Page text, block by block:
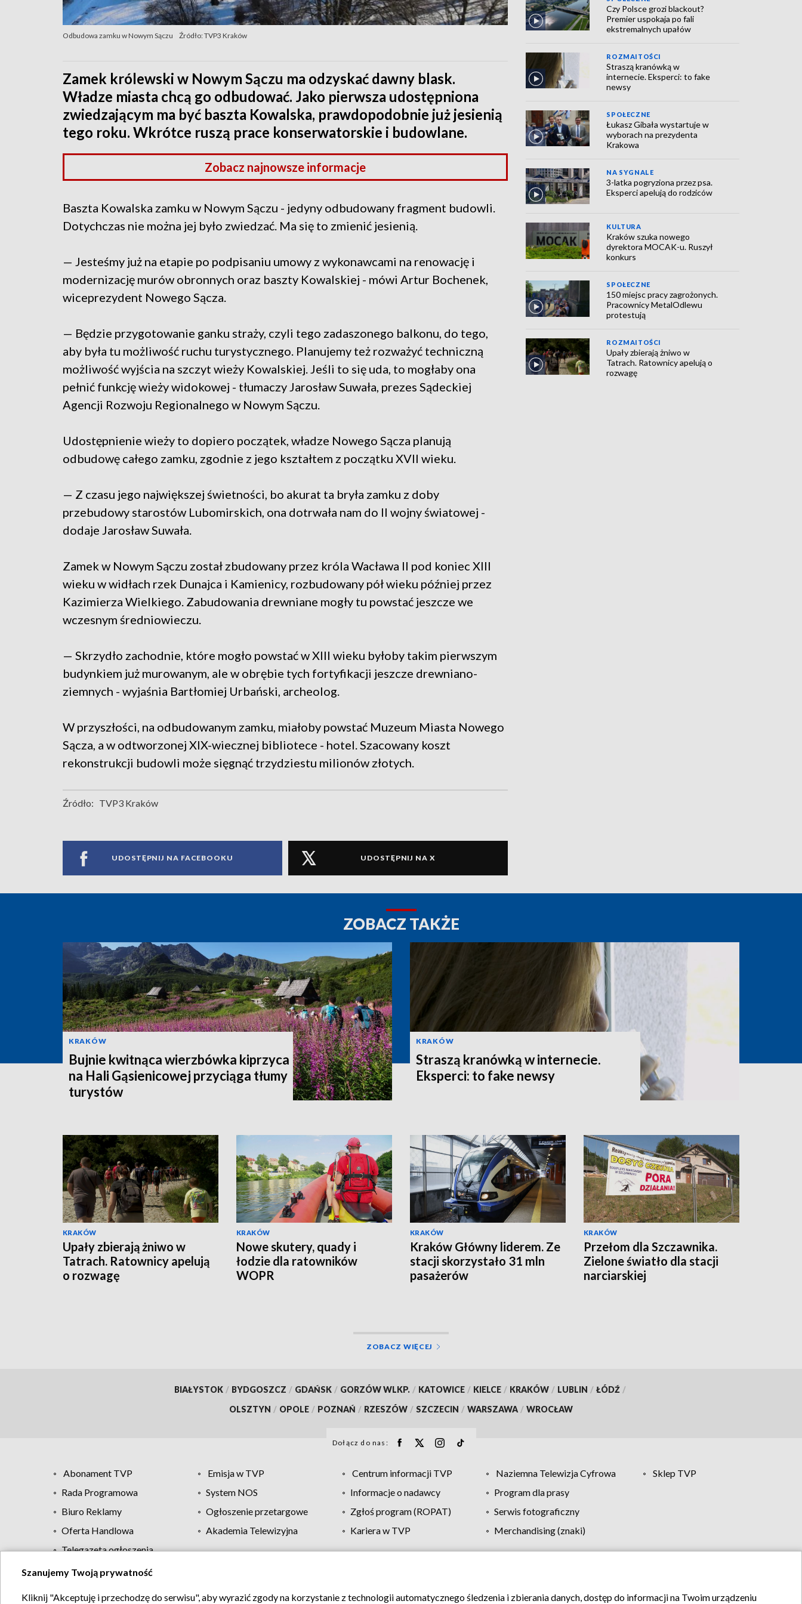
Odbudowa zamku w Nowym Sączu Źródło: TVP3 Kraków
Zamek królewski w Nowym Sączu ma odzyskać dawny blask.
Władze miasta chcą go odbudować. Jako pierwsza udostępniona
zwiedzającym ma być baszta Kowalska, prawdopodobnie już jesienią
tego roku. Wkrótce ruszą prace konserwatorskie i budowlane.
Zobacz najnowsze informacje
Baszta Kowalska zamku w Nowym Sączu - jedyny odbudowany fragment budowli.
Dotychczas nie można jej było zwiedzać. Ma się to zmienić jesienią.
— Jesteśmy już na etapie po podpisaniu umowy z wykonawcami na renowację i
modernizację murów obronnych oraz baszty Kowalskiej - mówi Artur Bochenek,
wiceprezydent Nowego Sącza.
— Będzie przygotowanie ganku straży, czyli tego zadaszonego balkonu, do tego,
aby była tu możliwość ruchu turystycznego. Planujemy też rozważyć techniczną
możliwość wyjścia na szczyt wieży Kowalskiej. Jeśli to się uda, to mogłaby ona
pełnić funkcję wieży widokowej - tłumaczy Jarosław Suwała, prezes Sądeckiej
Agencji Rozwoju Regionalnego w Nowym Sączu.
Udostępnienie wieży to dopiero początek, władze Nowego Sącza planują
odbudowę całego zamku, zgodnie z jego kształtem z początku XVII wieku.
— Z czasu jego największej świetności, bo akurat ta bryła zamku z doby
przebudowy starostów Lubomirskich, ona dotrwała nam do II wojny światowej -
dodaje Jarosław Suwała.
Zamek w Nowym Sączu został zbudowany przez króla Wacława II pod koniec XIII
wieku w widłach rzek Dunajca i Kamienicy, rozbudowany pół wieku później przez
Kazimierza Wielkiego. Zabudowania drewniane mogły tu powstać jeszcze we
wczesnym średniowieczu.
— Skrzydło zachodnie, które mogło powstać w XIII wieku byłoby takim pierwszym
budynkiem już murowanym, ale w obrębie tych fortyfikacji jeszcze drewniano-
ziemnych - wyjaśnia Bartłomiej Urbański, archeolog.
W przyszłości, na odbudowanym zamku, miałoby powstać Muzeum Miasta Nowego
Sącza, a w odtworzonej XIX-wiecznej bibliotece - hotel. Szacowany koszt
rekonstrukcji budowli może sięgnąć trzydziestu milionów złotych.
Źródło: TVP3 Kraków
UDOSTĘPNIJ NA FACEBOOKU UDOSTĘPNIJ NA X
Czy Polsce grozi blackout?
Premier uspokaja po fali
ekstremalnych upałów
ROZMAITOŚCI
Straszą kranówką w
internecie. Eksperci: to fake
newsy
SPOŁECZNE
Łukasz Gibała wystartuje w
wyborach na prezydenta
Krakowa
NA SYGNALE
3-latka pogryziona przez psa.
Eksperci apelują do rodziców
KULTURA
Kraków szuka nowego
dyrektora MOCAK-u. Ruszył
konkurs
SPOŁECZNE
150 miejsc pracy zagrożonych.
Pracownicy MetalOdlewu
protestują
ROZMAITOŚCI
Upały zbierają żniwo w
Tatrach. Ratownicy apelują o
rozwagę
ZOBACZ TAKŻE
KRAKÓW
Bujnie kwitnąca wierzbówka kiprzyca
na Hali Gąsienicowej przyciąga tłumy
turystów
KRAKÓW
Straszą kranówką w internecie.
Eksperci: to fake newsy
KRAKÓW
Upały zbierają żniwo w
Tatrach. Ratownicy apelują
o rozwagę
KRAKÓW
Nowe skutery, quady i
łodzie dla ratowników
WOPR
KRAKÓW
Kraków Główny liderem. Ze
stacji skorzystało 31 mln
pasażerów
KRAKÓW
Przełom dla Szczawnika.
Zielone światło dla stacji
narciarskiej
ZOBACZ WIĘCEJ
BIAŁYSTOK / BYDGOSZCZ / GDAŃSK / GORZÓW WLKP. / KATOWICE / KIELCE / KRAKÓW / LUBLIN / ŁÓDŹ /
OLSZTYN / OPOLE / POZNAŃ / RZESZÓW / SZCZECIN / WARSZAWA / WROCŁAW
Dołącz do nas:
Abonament TVP Emisja w TVP Centrum informacji TVP Naziemna Telewizja Cyfrowa
Sklep TVP
Rada Programowa
System NOS Informacje o nadawcy
Program dla prasy
Biuro Reklamy
Ogłoszenie przetargowe Zgłoś program (ROPAT)
Serwis fotograficzny
Oferta Handlowa
Akademia Telewizyjna Kariera w TVP
Merchandising (znaki)
Telegazeta ogłoszenia
Regulamin TVP Polityka prywatności Moje zgody Pomoc Biuro reklamy Kontakt
Szanujemy Twoją prywatność
Kliknij "Akceptuję i przechodzę do serwisu", aby wyrazić zgody na korzystanie z technologii automatycznego śledzenia i zbierania danych, dostęp do informacji na Twoim urządzeniu